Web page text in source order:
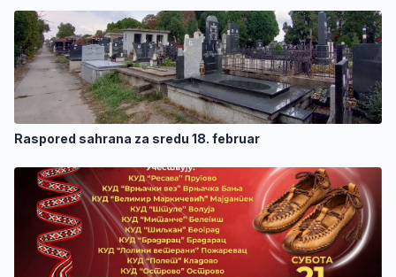
Raspored sahrana za sredu 18. februar